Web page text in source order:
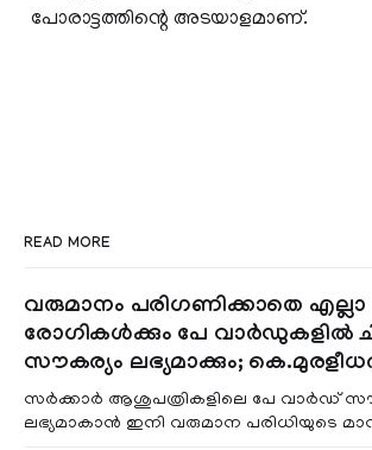
പോരാട്ടത്തിന്റെ അടയാളമാണ്.
READ MORE
വരുമാനം പരിഗണിക്കാതെ എല്ലാ
രോഗികൾക്കും പേ വാർഡുകളിൽ
സൗകര്യം ലഭ്യമാക്കും;
സർക്കാർ ആശുപത്രികളിലെ പേ വാർഡ്
ലഭ്യമാകാൻ ഇനി വരുമാന പരിധിയുടെ